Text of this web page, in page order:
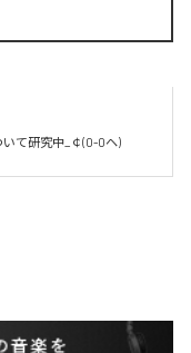
て研究中_￠(0-0ヘ)